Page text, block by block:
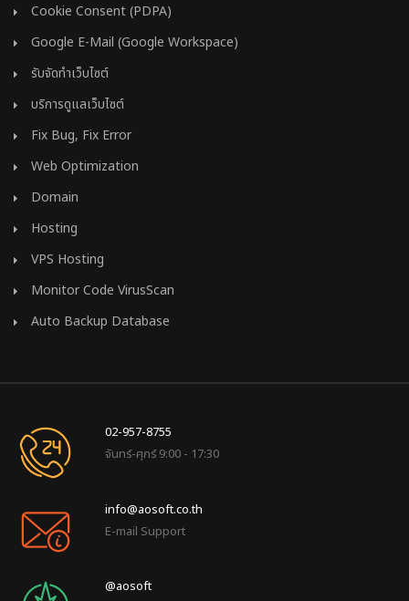
Cookie Consent (PDPA)
Google E-Mail (Google Workspace)
รับจัดทำเว็บไซต์
บริการดูแลเว็บไซต์
Fix Bug, Fix Error
Web Optimization
Domain
Hosting
VPS Hosting
Monitor Code VirusScan
Auto Backup Database
02-957-8755
จันทร์-ศุกร์ 9:00 - 17:30
info@aosoft.co.th
E-mail Support
@aosoft